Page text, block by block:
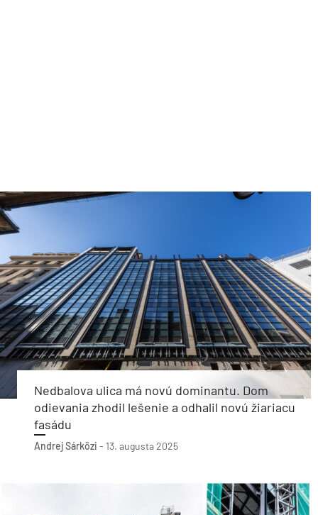
Nedbalova ulica má novú dominantu. Dom
odievania zhodil lešenie a odhalil novú žiariacu
fasádu
Andrej Sárközi - 13. augusta 2025